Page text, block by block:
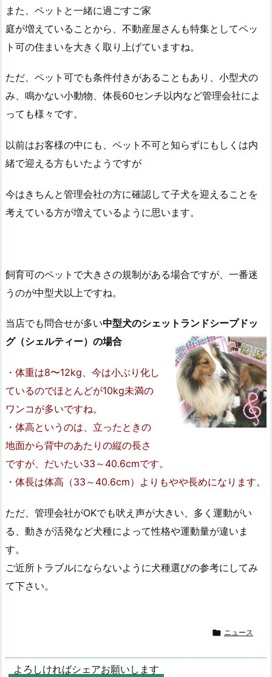
また、ペットと一緒に過ごすご家
庭が増えていることから、不動産屋さんも特集としてペッ
ト可の住まいを大きく取り上げていますね。
ただ、ペット可でも条件付きがあることもあり、小型犬の
み、鳴かない小動物、体長60センチ以内など管理会社によ
っても様々です。
以前はお客様の中にも、ペット不可と知らずにもしくは内
緒で迎える方もいたようですが
今はきちんと管理会社の方に確認して子犬を迎えることを
考えている方が増えているように思います。
飼育可のペットで大きさの規制がある場合ですが、一番迷
うのが中型犬以上ですね。
当店でも問合せが多い中型犬のシェットランドシープドッ
グ（シェルティー）の場合
・体重は8〜12kg、今は小ぶり化し
ているのでほとんどが10kg未満の
ワンコが多いですね。
・体高というのは、立ったときの
地面から背中のあたりの縦の長さ
ですが、だいたい33～40.6cmです。
・体長は体高（33～40.6cm）よりもやや長めになります。
ただ、管理会社がOKでも吠え声が大きい、多く運動がい
る、動きが活発など犬種によって性格や運動量が違いま
す。
ご近所トラブルにならないように犬種選びの参考にしてみ
て下さい。
 ニュース
よろしければシェアお願いします